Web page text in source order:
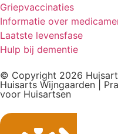
Griepvaccinaties
Informatie over
Laatste levensfase
Hulp bij dementie
© Copyright 2026
Huisarts Wijngaarden |
voor Huisartsen